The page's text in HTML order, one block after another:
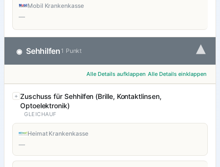
Mobil Krankenkasse
—
◉ Sehhilfen 1 Punkt ▾
Alle Details aufklappen Alle Details einklappen
Zuschuss für Sehhilfen (Brille, Kontaktlinsen,
Optoelektronik)
GLEICHAUF
Heimat Krankenkasse
—